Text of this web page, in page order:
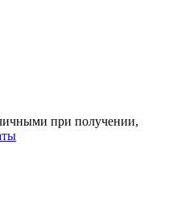
при получении,